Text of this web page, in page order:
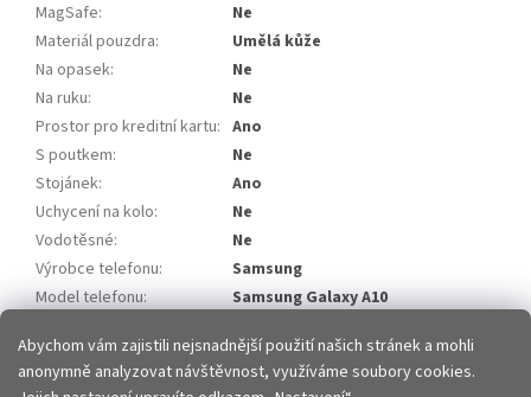
Abychom vám zajistili nejsnadnější použití našich stránek a mohli
anonymně analyzovat návštěvnost, využíváme soubory cookies.
MagSafe:
Ne
Materiál pouzdra:
Umělá kůže
Na opasek:
Ne
Na ruku:
Ne
Prostor pro kreditní kartu: Ano
S poutkem:
Ne
Stojánek:
Ano
Uchycení na kolo:
Ne
Vodotěsné:
Ne
Výrobce telefonu:
Samsung
Model telefonu:
Samsung Galaxy A10